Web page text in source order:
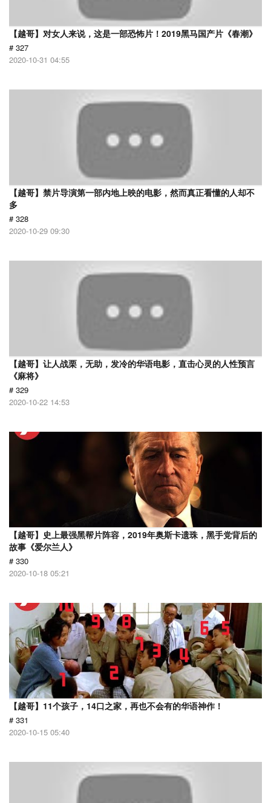
【越哥】对女人来说，这是一部恐怖片！2019黑马国产片《春潮》
# 327
2020-10-31 04:55
【越哥】禁片导演第一部内地上映的电影，然而真正看懂的人却不
多
# 328
2020-10-29 09:30
【越哥】让人战栗，无助，发冷的华语电影，直击心灵的人性预言
《麻将》
# 329
2020-10-22 14:53
【越哥】史上最强黑帮片阵容，2019年奥斯卡遗珠，黑手党背后的
故事《爱尔兰人》
# 330
2020-10-18 05:21
【越哥】11个孩子，14口之家，再也不会有的华语神作！
# 331
2020-10-15 05:40